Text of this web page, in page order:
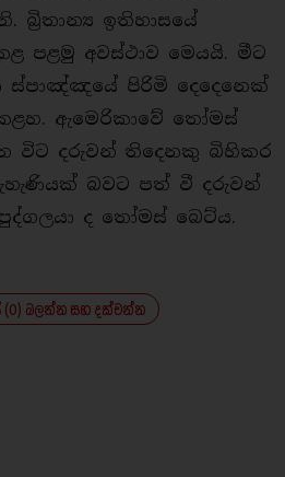
බ්‍රිතාන්‍ය ඉතිහාසයේ
පළමු අවස්ථාව මෙයයි. මීට
ස්පාඤ්ඤයේ පිරිමි දෙදෙනෙක්
ඇමෙරිකාවේ තෝමස්
විට දරුවන් තිදෙනකු බිහිකර
බවට පත් වී දරුවන්
ද තෝමස් බෙට්ය.
(0) බලන්න සහ දක්වන්න